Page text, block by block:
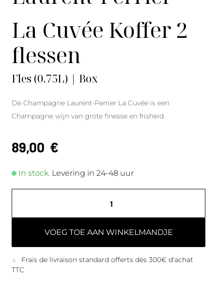
La Cuvée Koffer 2
flessen
Fles (0.75L) | Box
De Champagne Laurent-Perrier La Cuvée is een
Champagne wijn van grote finesse en frisheid.
89,00 €
In stock. Levering in 24-48 uur
VOEG TOE AAN WINKELMANDJE
Frais de livraison standard offerts dès 300€ d'achat
TTC